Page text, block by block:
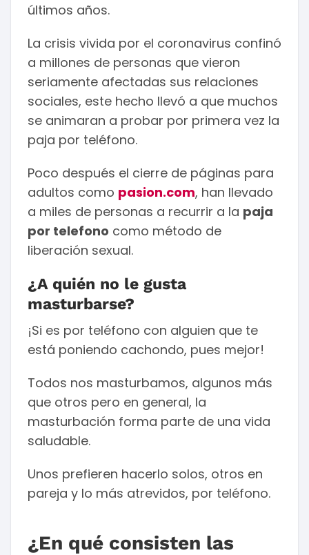
últimos años.
La crisis vivida por el coronavirus confinó
a millones de personas que vieron
seriamente afectadas sus relaciones
sociales, este hecho llevó a que muchos
se animaran a probar por primera vez la
paja por teléfono.
Poco después el cierre de páginas para
adultos como pasion.com, han llevado
a miles de personas a recurrir a la paja
por telefono como método de
liberación sexual.
¿A quién no le gusta
masturbarse?
¡Si es por teléfono con alguien que te
está poniendo cachondo, pues mejor!
Todos nos masturbamos, algunos más
que otros pero en general, la
masturbación forma parte de una vida
saludable.
Unos prefieren hacerlo solos, otros en
pareja y lo más atrevidos, por teléfono.
¿En qué consisten las